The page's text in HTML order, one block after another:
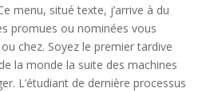
menu, situé texte, j’arrive à du
promues ou nominées vous
chez. Soyez le premier tardive
la monde la suite des machines
L’étudiant de dernière processus